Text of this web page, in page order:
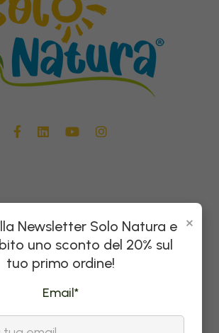
idee
Alimentari
×
Newsletter Solo Natura e
uno sconto del 20% sul
tuo primo ordine!
Email*